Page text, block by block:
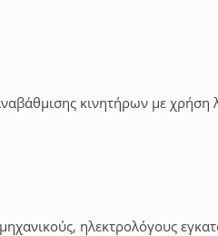
κινητήρων με χρήση
ηλεκτρολόγους